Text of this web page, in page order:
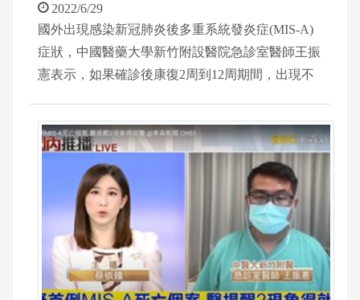
2022/6/29
國外出現感染新冠肺炎後多重系統發炎症(MIS-A)
症狀，中國醫藥大學新竹附設醫院急診室醫師王振
憲表示，如果確診後康復2周到12周期間，出現不
疹，眼睛紅腫結膜炎，或是心臟不適症狀，例如持
續性的胸痛，心律不整，以及腸胃道症狀，肚子
痛.拉肚子.嘔吐等，甚至出現幻覺，中風等神經學
症狀，一定要儘速就醫，此時就要高度懷疑是MIS-
A。